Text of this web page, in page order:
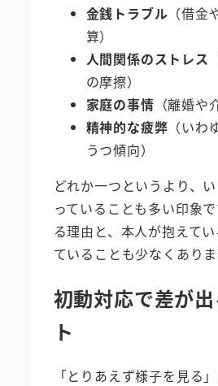
金銭トラブル （借
算）
人間関係のストレス
の摩擦）
家庭の事情 （離婚や
精神的な疲弊 （い
うつ傾向）
どれか一つというより、
っていることも多い印象
る理由と、本人が抱えて
ていることも少なくありま
初動対応で差が
ト
「とりあえず様子を見る